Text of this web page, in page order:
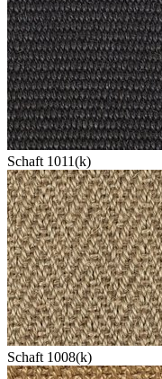
Schaft 1011(k)
Schaft 1008(k)